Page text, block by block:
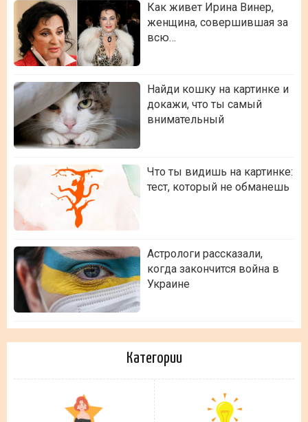
Как живет Ирина Винер,
женщина, совершившая за
всю…
Найди кошку на картинке и
докажи, что ты самый
внимательный
Что ты видишь на картинке:
тест, который не обманешь
Астрологи рассказали,
когда закончится война в
Украине
Категории